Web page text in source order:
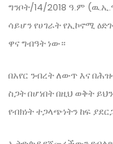
ግንቦት/14/2018 ዓ.ም
ሳይሆን የሀገራት የኢኮኖሚ
ዋና ግብዓት ነው።
በአየር ንብረት ለውጥ እና
ስጋት በሆነበት በዚህ ወቅት
የብክነት ተጋላጭነትን ከፍ